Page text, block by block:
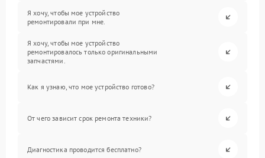
Я хочу, чтобы мое устройство
ремонтировали при мне.
Я хочу, чтобы мое устройство
ремонтировалось только оригинальными
запчастями.
Как я узнаю, что мое устройство готово?
От чего зависит срок ремонта техники?
Диагностика проводится бесплатно?